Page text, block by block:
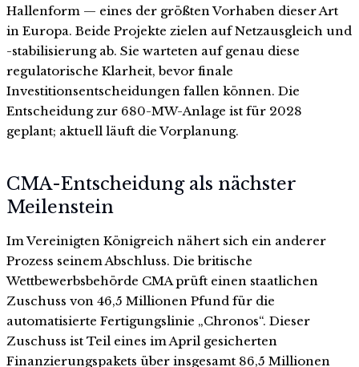
Hallenform — eines der größten Vorhaben dieser Art
in Europa. Beide Projekte zielen auf Netzausgleich und
-stabilisierung ab. Sie warteten auf genau diese
regulatorische Klarheit, bevor finale
Investitionsentscheidungen fallen können. Die
Entscheidung zur 680-MW-Anlage ist für 2028
geplant; aktuell läuft die Vorplanung.
CMA-Entscheidung als nächster
Meilenstein
Im Vereinigten Königreich nähert sich ein anderer
Prozess seinem Abschluss. Die britische
Wettbewerbsbehörde CMA prüft einen staatlichen
Zuschuss von 46,5 Millionen Pfund für die
automatisierte Fertigungslinie „Chronos“. Dieser
Zuschuss ist Teil eines im April gesicherten
Finanzierungspakets über insgesamt 86,5 Millionen